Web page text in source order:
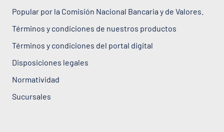
Popular por la Comisión Nacional Bancaria y de Valores.
Términos y condiciones de nuestros productos
Términos y condiciones del portal digital
Disposiciones legales
Normatividad
Sucursales